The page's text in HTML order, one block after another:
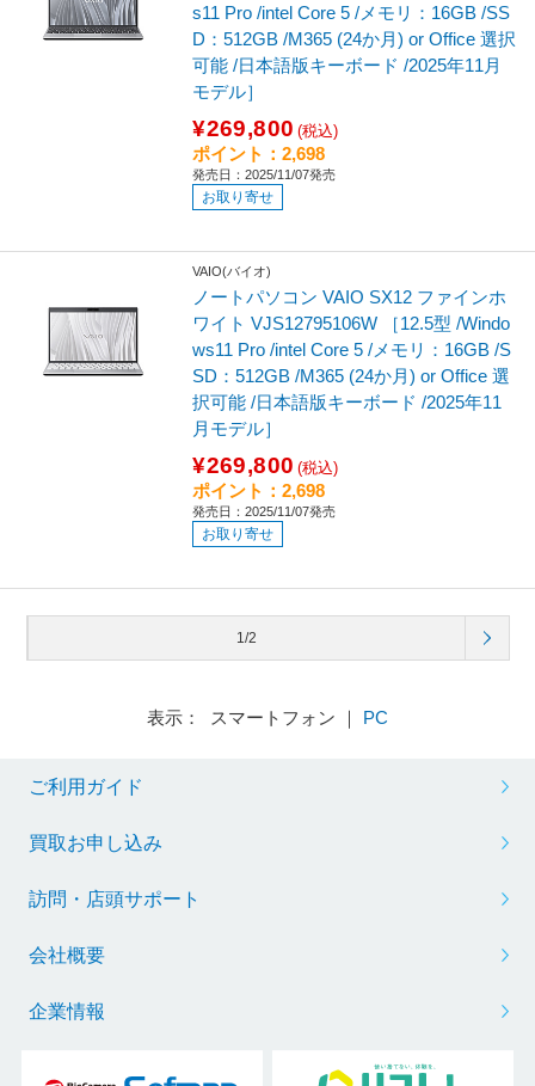
s11 Pro /intel Core 5 /メモリ：16GB /SS
D：512GB /M365 (24か月) or Office 選択
可能 /日本語版キーボード /2025年11月
モデル］
¥269,800 (税込)
ポイント：2,698
発売日：2025/11/07発売
お取り寄せ
VAIO(バイオ)
ノートパソコン VAIO SX12 ファインホ
ワイト VJS12795106W ［12.5型 /Windo
ws11 Pro /intel Core 5 /メモリ：16GB /S
SD：512GB /M365 (24か月) or Office 選
択可能 /日本語版キーボード /2025年11
月モデル］
¥269,800 (税込)
ポイント：2,698
発売日：2025/11/07発売
お取り寄せ
1/2
表示： スマートフォン ｜ PC
ご利用ガイド
買取お申し込み
訪問・店頭サポート
会社概要
企業情報